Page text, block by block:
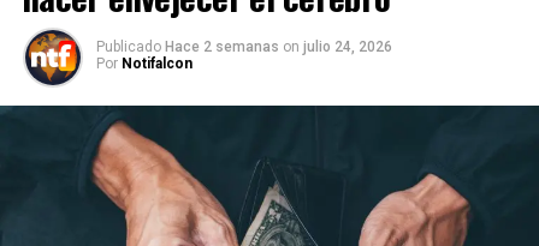
Publicado Hace 2 semanas on julio 24, 2026
Por Notifalcon